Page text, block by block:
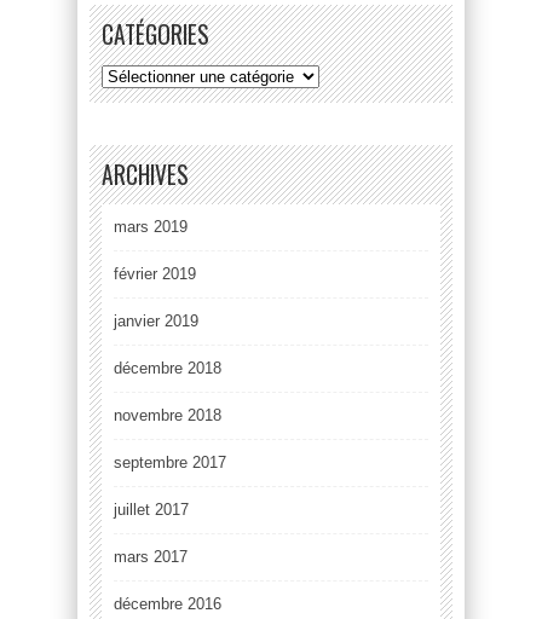
CATÉGORIES
ARCHIVES
mars 2019
février 2019
janvier 2019
décembre 2018
novembre 2018
septembre 2017
juillet 2017
mars 2017
décembre 2016